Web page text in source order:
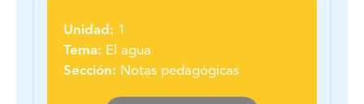
Unidad: 1
Tema: El agua
Sección: Notas pedagógicas